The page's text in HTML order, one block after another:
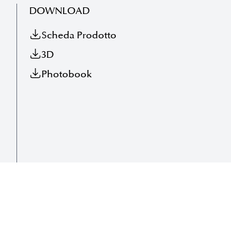
DOWNLOAD
Scheda Prodotto
3D
Photobook